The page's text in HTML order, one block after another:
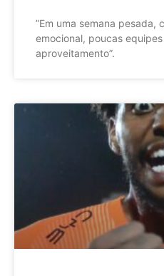
”Em uma semana pesada,
emocional, poucas
aproveitamento”.